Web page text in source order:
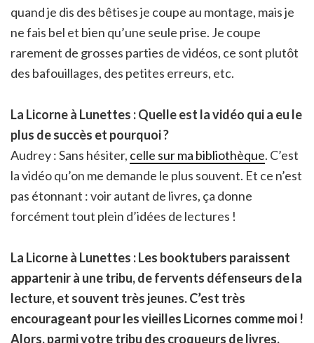
quand je dis des bêtises je coupe au montage, mais je
ne fais bel et bien qu’une seule prise. Je coupe
rarement de grosses parties de vidéos, ce sont plutôt
des bafouillages, des petites erreurs, etc.
La Licorne à Lunettes : Quelle est la vidéo qui a eu le
plus de succès et pourquoi ?
Audrey : Sans hésiter, celle sur ma bibliothèque. C’est
la vidéo qu’on me demande le plus souvent. Et ce n’est
pas étonnant : voir autant de livres, ça donne
forcément tout plein d’idées de lectures !
La Licorne à Lunettes :Les booktubers paraissent
appartenir à une tribu, de fervents défenseurs de la
lecture, et souvent très jeunes. C’est très
encourageant pour les vieilles Licornes comme moi !
Alors, parmi votre tribu des croqueurs de livres,